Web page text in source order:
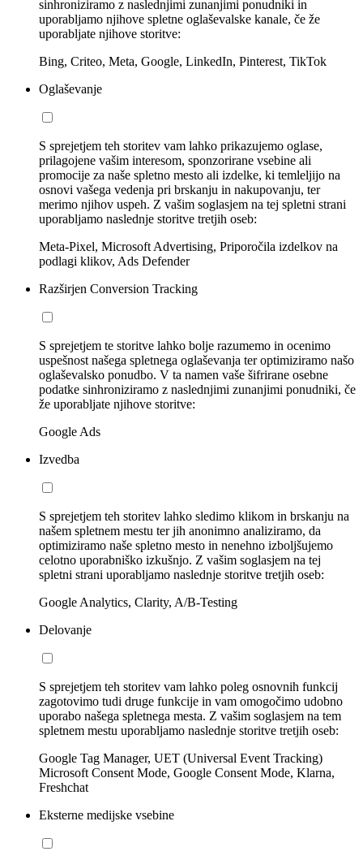
sinhroniziramo z naslednjimi zunanjimi ponudniki in
uporabljamo njihove spletne oglaševalske kanale, če že
uporabljate njihove storitve:
Bing, Criteo, Meta, Google, LinkedIn, Pinterest, TikTok
Oglaševanje
S sprejetjem teh storitev vam lahko prikazujemo oglase,
prilagojene vašim interesom, sponzorirane vsebine ali
promocije za naše spletno mesto ali izdelke, ki temleljijo na
osnovi vašega vedenja pri brskanju in nakupovanju, ter
merimo njihov uspeh. Z vašim soglasjem na tej spletni strani
uporabljamo naslednje storitve tretjih oseb:
Meta-Pixel, Microsoft Advertising, Priporočila izdelkov na
podlagi klikov, Ads Defender
Razširjen Conversion Tracking
S sprejetjem te storitve lahko bolje razumemo in ocenimo
uspešnost našega spletnega oglaševanja ter optimiziramo našo
oglaševalsko ponudbo. V ta namen vaše šifrirane osebne
podatke sinhroniziramo z naslednjimi zunanjimi ponudniki, če
že uporabljate njihove storitve:
Google Ads
Izvedba
S sprejetjem teh storitev lahko sledimo klikom in brskanju na
našem spletnem mestu ter jih anonimno analiziramo, da
optimiziramo naše spletno mesto in nenehno izboljšujemo
celotno uporabniško izkušnjo. Z vašim soglasjem na tej
spletni strani uporabljamo naslednje storitve tretjih oseb:
Google Analytics, Clarity, A/B-Testing
Delovanje
S sprejetjem teh storitev vam lahko poleg osnovnih funkcij
zagotovimo tudi druge funkcije in vam omogočimo udobno
uporabo našega spletnega mesta. Z vašim soglasjem na tem
spletnem mestu uporabljamo naslednje storitve tretjih oseb:
Google Tag Manager, UET (Universal Event Tracking)
Microsoft Consent Mode, Google Consent Mode, Klarna,
Freshchat
Eksterne medijske vsebine